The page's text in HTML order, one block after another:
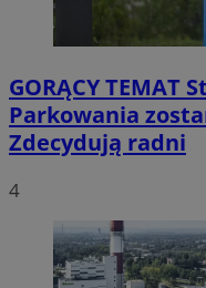
GORĄCY TEMAT
Parkowania
Zdecydują radni
4